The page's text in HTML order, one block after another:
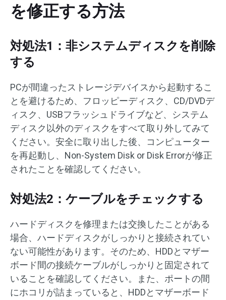
を修正する方法
対処法1：非システムディスクを削除
する
PCが間違ったストレージデバイスから起動するこ
とを避けるため、フロッピーディスク、CD/DVDデ
ィスク、USBフラッシュドライブなど、システム
ディスク以外のディスクをすべて取り外してみて
ください。安全に取り出した後、コンピューター
を再起動し、Non-System Disk or Disk Errorが修正
されたことを確認してください。
対処法2：ケーブルをチェックする
ハードディスクを修理または交換したことがある
場合、ハードディスクがしっかりと接続されてい
ない可能性があります。そのため、HDDとマザー
ボード間の接続ケーブルがしっかりと固定されて
いることを確認してください。また、ポートの間
にホコリが詰まっていると、HDDとマザーボード